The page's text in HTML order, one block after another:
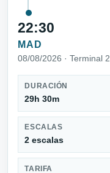
22:30
MAD
08/08/2026 · Terminal 2
DURACIÓN
29h 30m
ESCALAS
2 escalas
TARIFA